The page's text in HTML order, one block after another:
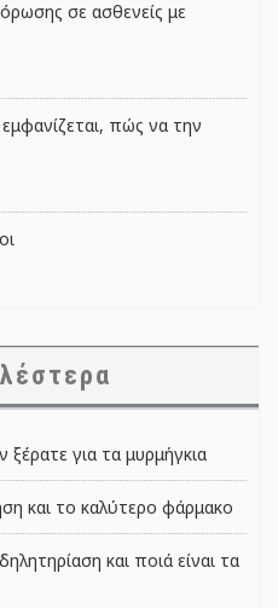
σε ασθενείς με
εμφανίζεται, πώς να την
για τα μυρμήγκια
και το καλύτερο φάρμακο
και ποιά είναι τα